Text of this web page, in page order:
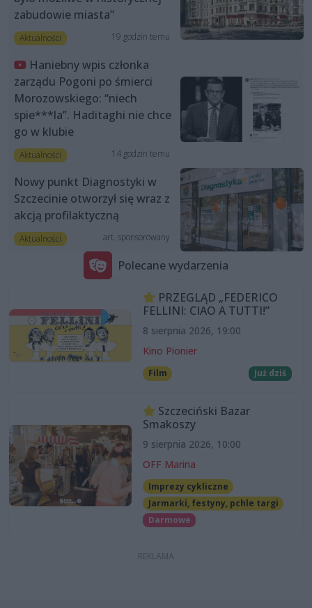
zabudowie miasta”
Aktualności 19 godzin temu
Haniebny wpis członka
zarządu Pogoni po śmierci
Morozowskiego: “niech
spie***la”. Haditaghi nie chce
go w klubie
Aktualności 14 godzin temu
Nowy punkt Diagnostyki w
Szczecinie otworzył się wraz z
akcją profilaktyczną
Aktualności art. sponsorowany
Polecane wydarzenia
PRZEGLĄD „FEDERICO
FELLINI: CIAO A TUTTI!”
8 sierpnia 2026, 19:00
Kino Pionier
Film Już dziś
Szczeciński Bazar
Smakoszy
9 sierpnia 2026, 10:00
OFF Marina
Imprezy cykliczne
Jarmarki, festyny, pchle targi
Darmowe